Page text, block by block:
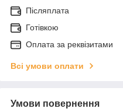
Післяплата
Готівкою
Оплата за реквізитами
Всі умови оплати
Умови повернення